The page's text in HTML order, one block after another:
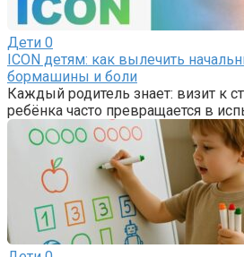
Дети 0
ICON детям: как вылечить
бормашины и боли
Каждый родитель знает: визит к
ребёнка часто превращается в